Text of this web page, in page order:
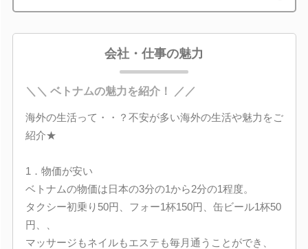
会社・仕事の魅力
＼＼ ベトナムの魅力を紹介！ ／／
海外の生活って・・？不安が多い海外の生活や魅力をご
紹介★
1．物価が安い
ベトナムの物価は日本の3分の1から2分の1程度。
タクシー初乗り50円、フォー1杯150円、缶ビール1杯50
円、、
マッサージもネイルもエステも毎月通うことができ、